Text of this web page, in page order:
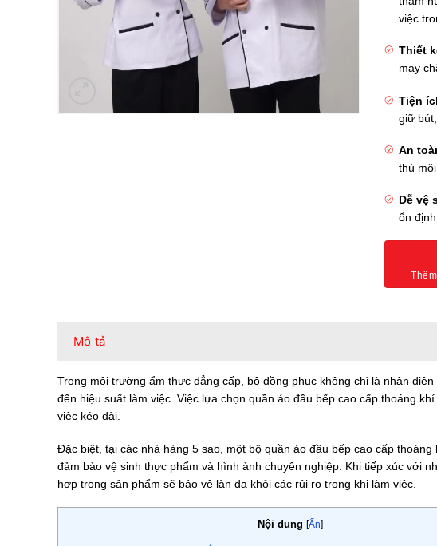
việc
Thiết
may
Tiện
giữ
An
thù
Dễ vệ
ổn
Mô tả
Trong môi trường ẩm thực đẳng cấp, bộ đồng phục không chỉ là nhận
đến hiệu suất làm việc. Việc lựa chọn quần áo đầu bếp cao cấp thoáng
việc kéo dài.
Đặc biệt, tại các nhà hàng 5 sao, một bộ quần áo đầu bếp cao cấp
đảm bảo vệ sinh thực phẩm và hình ảnh chuyên nghiệp. Khi tiếp xúc với
hợp trong sản phẩm sẽ bảo vệ làn da khỏi các rủi ro trong khi làm việc.
Nội dung [Ẩn]